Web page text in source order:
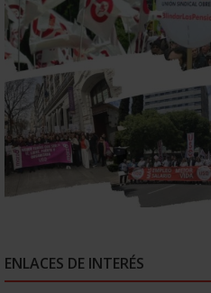
ENLACES DE INTERÉS